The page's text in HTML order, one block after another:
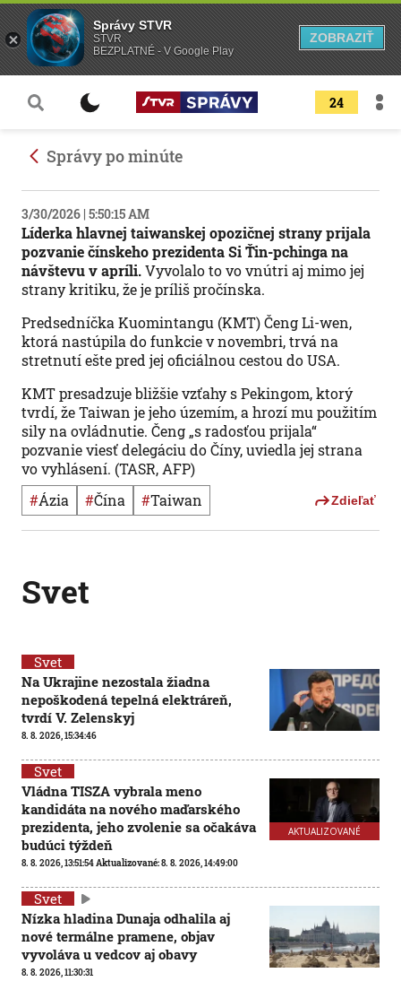
24
Správy po minúte
3/30/2026 | 5:50:15 AM
Líderka hlavnej taiwanskej opozičnej strany prijala
pozvanie čínskeho prezidenta Si Ťin-pchinga na
návštevu v apríli.Vyvolalo to vo vnútri aj mimo jej
strany kritiku, že je príliš pročínska.
Predsedníčka Kuomintangu (KMT) Čeng Li-wen,
ktorá nastúpila do funkcie v novembri, trvá na
stretnutí ešte pred jej oficiálnou cestou do USA.
KMT presadzuje bližšie vzťahy s Pekingom, ktorý
tvrdí, že Taiwan je jeho územím, a hrozí mu použitím
sily na ovládnutie. Čeng „s radosťou prijala“
pozvanie viesť delegáciu do Číny, uviedla jej strana
vo vyhlásení. (TASR, AFP)
# Ázia # Čína # Taiwan Zdieľať
Svet
Svet
Na Ukrajine nezostala žiadna
nepoškodená tepelná elektráreň,
tvrdí V. Zelenskyj
8. 8. 2026, 15:34:46
AKTUALIZOVANÉ
Svet
Vládna TISZA vybrala meno
kandidáta na nového maďarského
prezidenta, jeho zvolenie sa očakáva
budúci týždeň
8. 8. 2026, 13:51:54Aktualizované:8. 8. 2026, 14:49:00
Svet
Nízka hladina Dunaja odhalila aj
nové termálne pramene, objav
vyvoláva u vedcov aj obavy
8. 8. 2026, 11:30:31
Správy STVR
STVR
BEZPLATNÉ - V Google Play
ZOBRAZIŤ